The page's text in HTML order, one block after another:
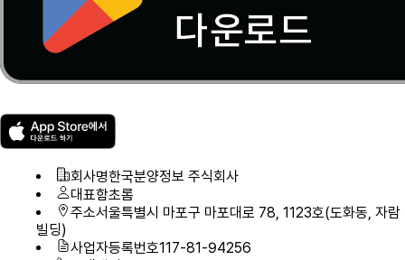
회사명한국분양정보 주식회사
대표함초롬
주소서울특별시 마포구 마포대로 78, 1123호(도화동, 자람
빌딩)
사업자등록번호117-81-94256